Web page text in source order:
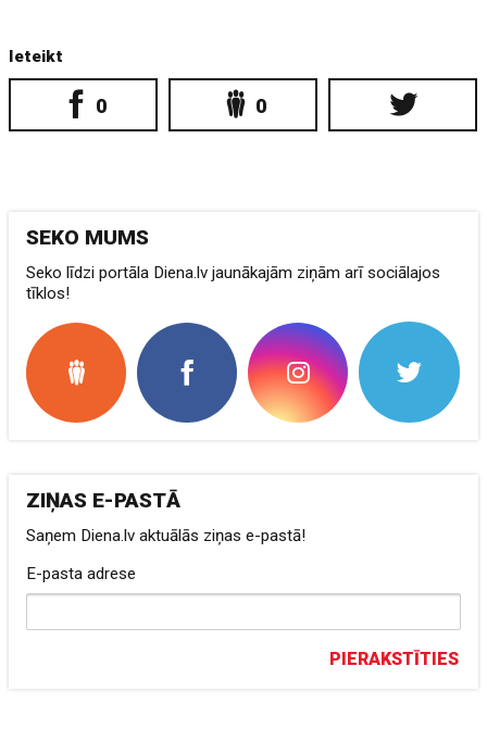
Ieteikt
0 0
SEKO MUMS
Seko līdzi portāla Diena.lv jaunākajām ziņām arī sociālajos
tīklos!
ZIŅAS E-PASTĀ
Saņem Diena.lv aktuālās ziņas e-pastā!
E-pasta adrese
PIERAKSTĪTIES